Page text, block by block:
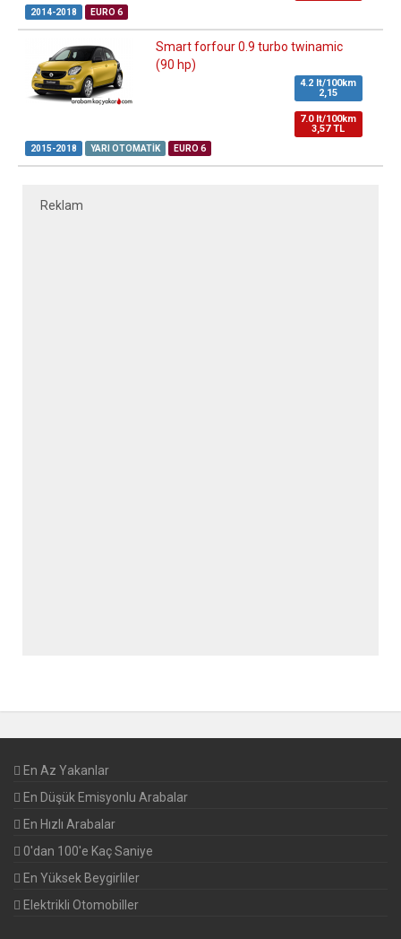
2014-2018 EURO 6
Smart forfour 0.9 turbo twinamic
(90 hp)
4.2 lt/100km
2,15
7.0 lt/100km
3,57 TL
2015-2018 YARI OTOMATIK EURO 6
Reklam
En Az Yakanlar
En Düşük Emisyonlu Arabalar
En Hızlı Arabalar
0'dan 100'e Kaç Saniye
En Yüksek Beygirliler
Elektrikli Otomobiller